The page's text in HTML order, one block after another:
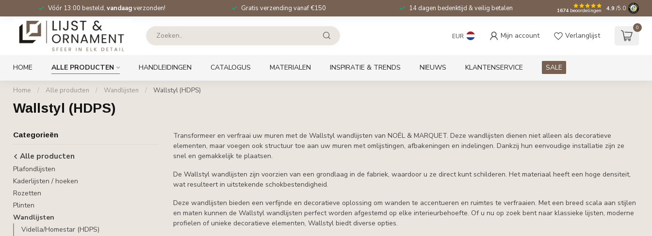
Vóór 13:00 besteld, vandaagverzonden! Gratis verzending vanaf €150 14 dagen bedenktijd & veilig betalen 1674beoordelingen 4.9 /5.0
EUR Mijn account Verlanglijst
0
HOME ALLE PRODUCTEN HANDLEIDINGEN CATALOGUS MATERIALEN INSPIRATIE & TRENDS NIEUWS KLANTENSERVICE SALE
Home / Alle producten / Wandlijsten / Wallstyl (HDPS)
Wallstyl (HDPS)
Categorieën
Alle producten
Plafondlijsten
Kaderlijsten / hoeken
Rozetten
Plinten
Wandlijsten
Vidella/Homestar (HDPS)
Transformeer en verfraai uw muren met de Wallstyl wandlijsten van NOËL & MARQUET. Deze wandlijsten dienen niet alleen als decoratieve
elementen, maar voegen ook structuur toe aan uw muren met omlijstingen, afbakeningen en indelingen. Dankzij hun eenvoudige installatie zijn ze
snel en gemakkelijk te plaatsen.
De Wallstyl wandlijsten zijn voorzien van een grondlaag in de fabriek, waardoor u ze direct kunt schilderen. Het materiaal heeft een hoge densiteit,
wat resulteert in uitstekende schokbestendigheid.
Deze wandlijsten bieden een verfijnde en decoratieve oplossing om wanden te accentueren en ruimtes te verfraaien. Met een breed scala aan stijlen
en maten kunnen de Wallstyl wandlijsten perfect worden afgestemd op elke interieurbehoefte. Of u nu op zoek bent naar klassieke lijsten, moderne
profielen of unieke decoratieve elementen, Wallstyl biedt diverse opties.